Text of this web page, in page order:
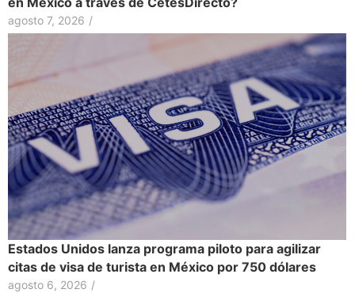
agosto 7, 2026 /
Estados Unidos lanza programa piloto para agilizar
citas de visa de turista en México por 750 dólares
agosto 6, 2026 /